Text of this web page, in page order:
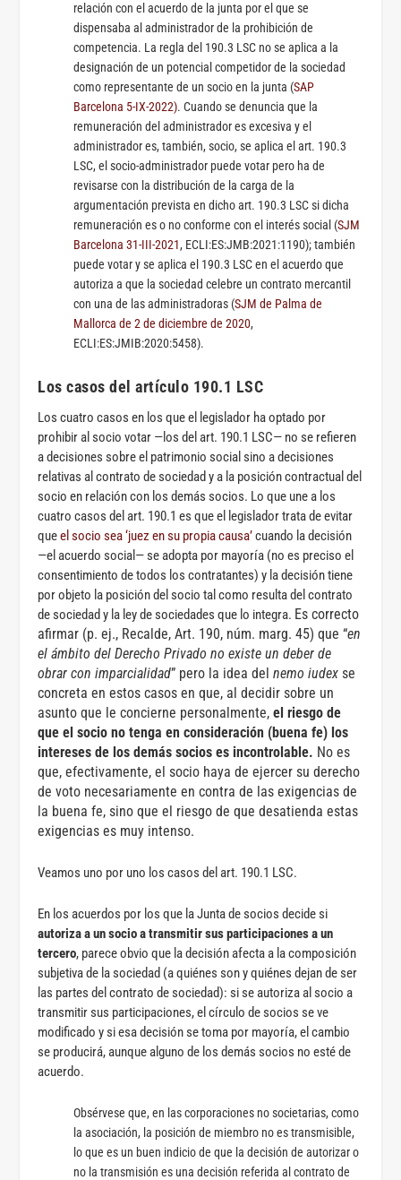
relación con el acuerdo de la junta por el que se
dispensaba al administrador de la prohibición de
competencia. La regla del 190.3 LSC no se aplica a la
designación de un potencial competidor de la sociedad
como representante de un socio en la junta (SAP
Barcelona 5-IX-2022). Cuando se denuncia que la
remuneración del administrador es excesiva y el
administrador es, también, socio, se aplica el art. 190.3
LSC, el socio-administrador puede votar pero ha de
revisarse con la distribución de la carga de la
argumentación prevista en dicho art. 190.3 LSC si dicha
remuneración es o no conforme con el interés social (SJM
Barcelona 31-III-2021, ECLI:ES:JMB:2021:1190); también
puede votar y se aplica el 190.3 LSC en el acuerdo que
autoriza a que la sociedad celebre un contrato mercantil
con una de las administradoras (SJM de Palma de
Mallorca de 2 de diciembre de 2020,
ECLI:ES:JMIB:2020:5458).
Los casos del artículo 190.1 LSC
Los cuatro casos en los que el legislador ha optado por
prohibir al socio votar —los del art. 190.1 LSC— no se refieren
a decisiones sobre el patrimonio social sino a decisiones
relativas al contrato de sociedad y a la posición contractual del
socio en relación con los demás socios. Lo que une a los
cuatro casos del art. 190.1 es que el legislador trata de evitar
queel socio sea ‘juez en su propia causa’cuando la decisión
—el acuerdo social— se adopta por mayoría (no es preciso el
consentimiento de todos los contratantes) y la decisión tiene
por objeto la posición del socio tal como resulta del contrato
de sociedad y la ley de sociedades que lo integra. Es correcto
afirmar (p. ej., Recalde, Art. 190, núm. marg. 45) que “en
el ámbito del Derecho Privado no existe un deber de
obrar con imparcialidad” pero la idea delnemo iudexse
concreta en estos casos en que, al decidir sobre un
asunto que le concierne personalmente,el riesgo de
que el socio no tenga en consideración (buena fe) los
intereses de los demás socios es incontrolable. No es
que, efectivamente, el socio haya de ejercer su derecho
de voto necesariamente en contra de las exigencias de
la buena fe, sino que el riesgo de que desatienda estas
exigencias es muy intenso.
Veamos uno por uno los casos del art. 190.1 LSC.
En los acuerdos por los que la Junta de socios decide si
autoriza a un socio a transmitir sus participaciones a un
tercero, parece obvio que la decisión afecta a la composición
subjetiva de la sociedad (a quiénes son y quiénes dejan de ser
las partes del contrato de sociedad): si se autoriza al socio a
transmitir sus participaciones, el círculo de socios se ve
modificado y si esa decisión se toma por mayoría, el cambio
se producirá, aunque alguno de los demás socios no esté de
acuerdo.
Obsérvese que, en las corporaciones no societarias, como
la asociación, la posición de miembro no es transmisible,
lo que es un buen indicio de que la decisión de autorizar o
no la transmisión es una decisión referida al contrato de